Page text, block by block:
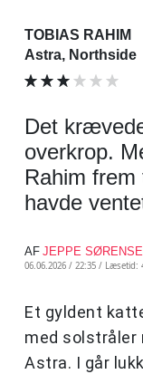
TOBIAS RAHIM
Astra, Northside
Det
overkrop.
Rahim
havde
AF JEPPE
06.06.2026 / 22:35 / Læsetid:
Et gyldent
med solstråler
Astra. I går